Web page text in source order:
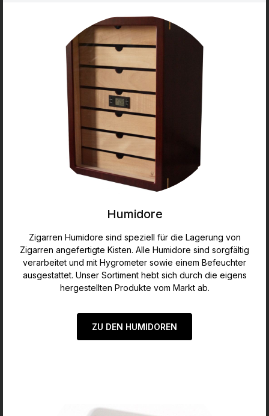
Humidore
Zigarren Humidore sind speziell für die Lagerung von
Zigarren angefertigte Kisten. Alle Humidore sind sorgfältig
verarbeitet und mit Hygrometer sowie einem Befeuchter
ausgestattet. Unser Sortiment hebt sich durch die eigens
hergestellten Produkte vom Markt ab.
ZU DEN HUMIDOREN